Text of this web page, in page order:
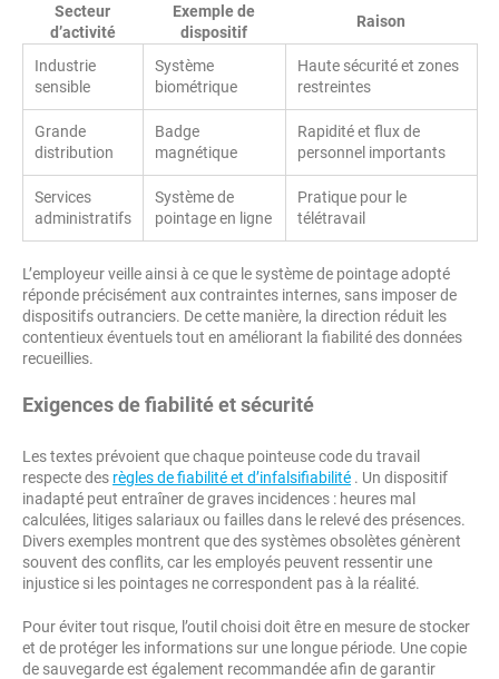
Secteur
d’activité
Exemple de
dispositif
Raison
Industrie
sensible
Système
biométrique
Haute sécurité et zones
restreintes
Grande
distribution
Badge
magnétique
Rapidité et flux de
personnel importants
Services
administratifs
Système de
pointage en ligne
Pratique pour le
télétravail
L’employeur veille ainsi à ce que le système de pointage adopté
réponde précisément aux contraintes internes, sans imposer de
dispositifs outranciers. De cette manière, la direction réduit les
contentieux éventuels tout en améliorant la fiabilité des données
recueillies.
Exigences de fiabilité et sécurité
Les textes prévoient que chaque pointeuse code du travail
respecte des règles de fiabilité et d’infalsifiabilité . Un dispositif
inadapté peut entraîner de graves incidences : heures mal
calculées, litiges salariaux ou failles dans le relevé des présences.
Divers exemples montrent que des systèmes obsolètes génèrent
souvent des conflits, car les employés peuvent ressentir une
injustice si les pointages ne correspondent pas à la réalité.
Pour éviter tout risque, l’outil choisi doit être en mesure de stocker
et de protéger les informations sur une longue période. Une copie
de sauvegarde est également recommandée afin de garantir